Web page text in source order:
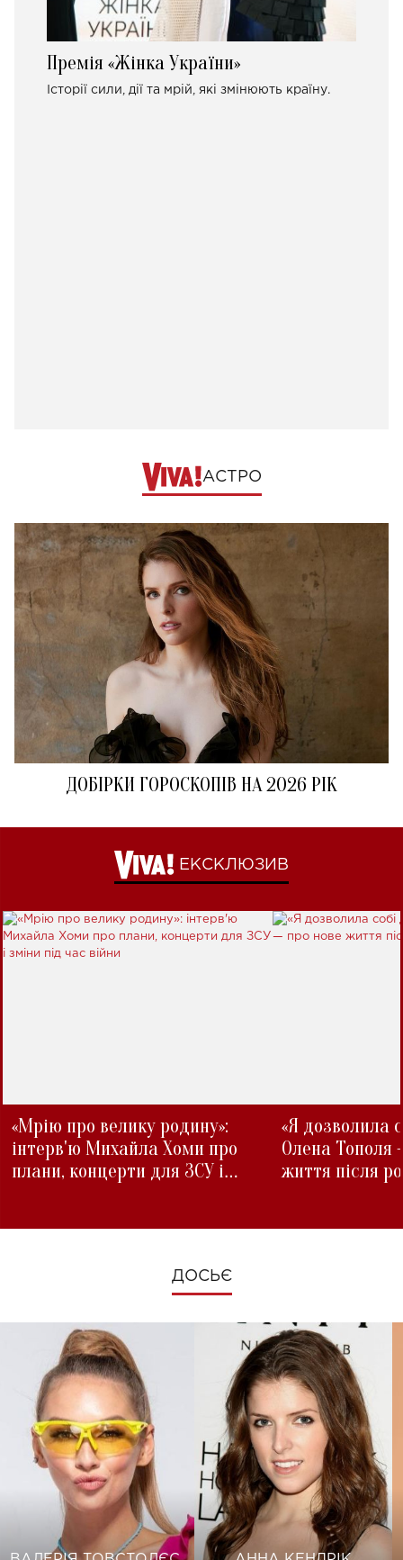
Премія «Жінка України»
Історії сили, дії та мрій, які змінюють країну.
АСТРО
ДОБІРКИ ГОРОСКОПІВ НА 2026 РІК
ЕКСКЛЮЗИВ
«Мрію про велику родину»:
інтерв'ю Михайла Хоми про
плани, концерти для ЗСУ і
«Я дозволила
Олена Тополя
життя після
ДОСЬЄ